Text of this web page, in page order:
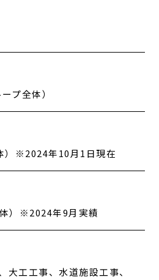
プ全体）
）※2024年10月1日現在
）※2024年9月実績
大工工事、水道施設工事、